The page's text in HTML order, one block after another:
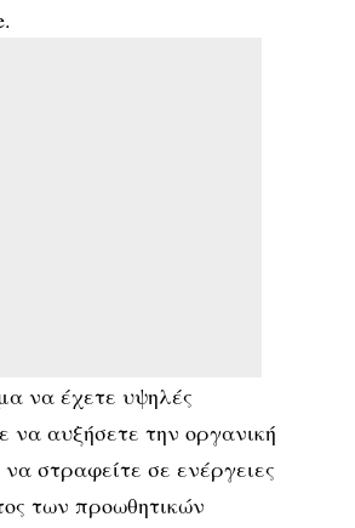
να έχετε υψηλές
να αυξήσετε την οργανική
στραφείτε σε ενέργειες
των προωθητικών